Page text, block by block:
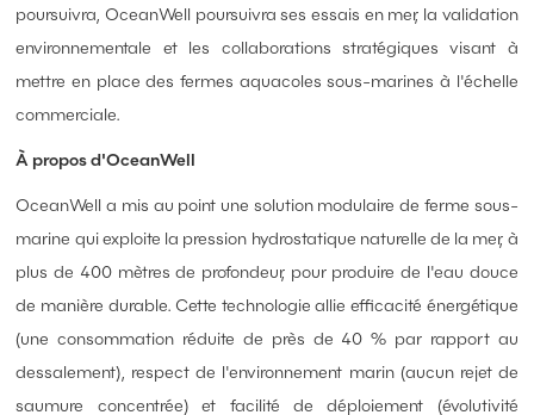
poursuivra, OceanWell poursuivra ses essais en mer, la validation
environnementale et les collaborations stratégiques visant à
mettre en place des fermes aquacoles sous-marines à l'échelle
commerciale.
À propos d'OceanWell
OceanWell a mis au point une solution modulaire de ferme sous-
marine qui exploite la pression hydrostatique naturelle de la mer, à
plus de 400 mètres de profondeur, pour produire de l'eau douce
de manière durable. Cette technologie allie efficacité énergétique
(une consommation réduite de près de 40 % par rapport au
dessalement), respect de l'environnement marin (aucun rejet de
saumure concentrée) et facilité de déploiement (évolutivité